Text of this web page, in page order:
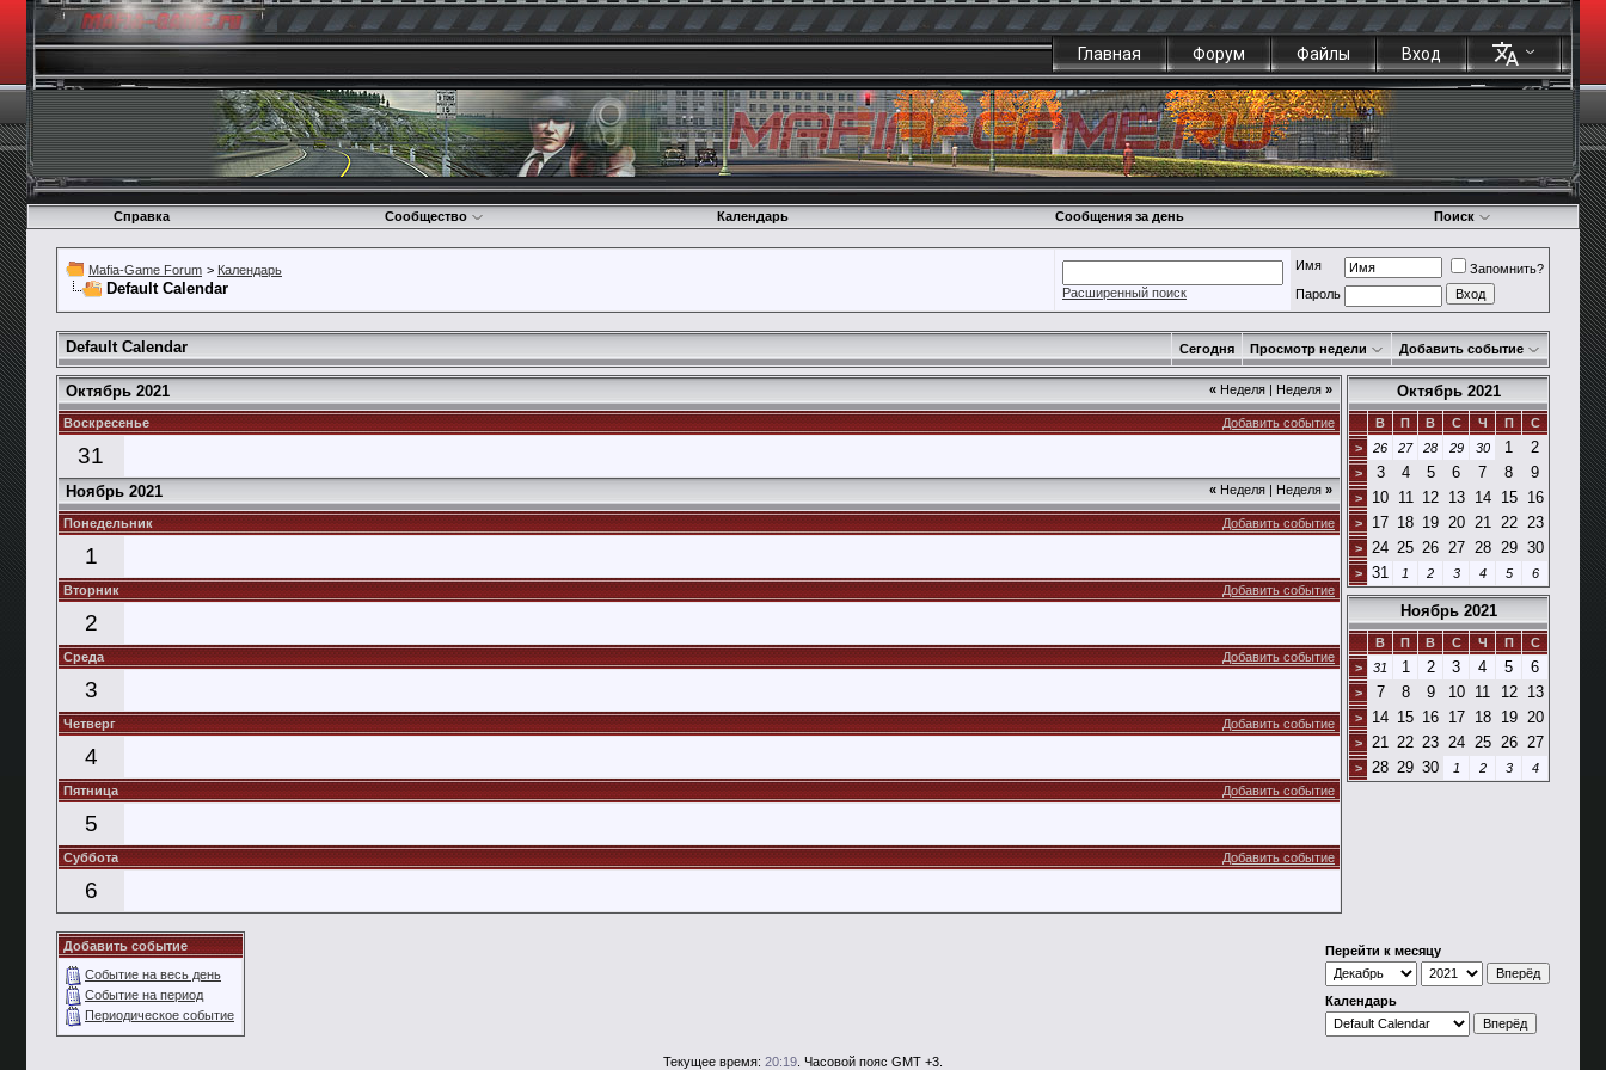
Главная Форум Файлы Вход
Справка Сообщество Календарь Сообщения за день Поиск
Mafia-Game Forum > Календарь
Default Calendar Расширенный поиск
Имя
Запомнить?
Пароль
Default Calendar Сегодня Просмотр недели Добавить событие
« Неделя | Неделя »
Октябрь 2021
Добавить событие
Воскресенье
31
« Неделя | Неделя »
Ноябрь 2021
Добавить событие
Понедельник
1
Добавить событие
Вторник
2
Добавить событие
Среда
3
Добавить событие
Четверг
4
Добавить событие
Пятница
5
Добавить событие
Суббота
6
Октябрь 2021
В П В С Ч П
С
>
26 27 28 29 30 1 2
> 3 4 5 6 7 8 9
> 10 11 12 13 14 15 16
> 17 18 19 20 21 22 23
> 24 25 26 27 28 29 30
> 31 1 2 3 4 5 6
Ноябрь 2021
В П В С Ч П
С
>
31 1 2 3 4 5 6
> 7 8 9 10 11 12 13
> 14 15 16 17 18 19 20
> 21 22 23 24 25 26 27
> 28 29 30 1 2 3 4
Добавить событие
Событие на весь день
Событие на период
Периодическое событие
Перейти к месяцу
Календарь
Текущее время: 20:19 . Часовой пояс GMT +3.